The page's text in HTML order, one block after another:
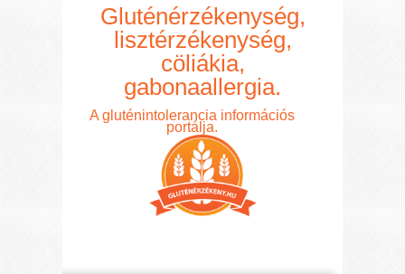
Gluténérzékenység,
lisztérzékenység,
cöliákia,
gabonaallergia.
A gluténintolerancia információs
portálja.